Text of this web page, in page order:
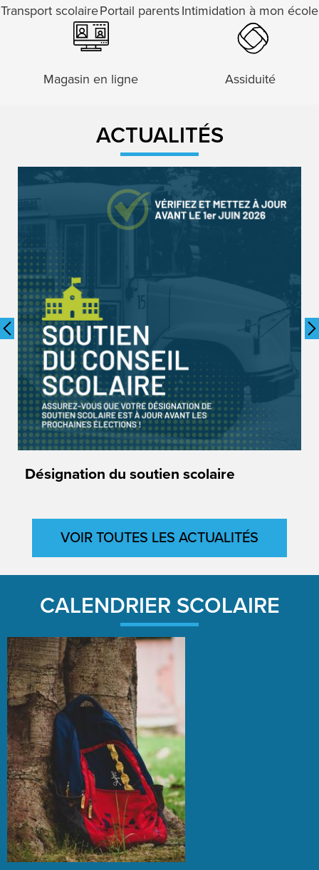
Transport scolairePortail parentsIntimidation à mon école
Magasin en ligne Assiduité
ACTUALITÉS
Previous
Désignation du soutien scolaire
VOIR TOUTES LES ACTUALITÉS
CALENDRIER SCOLAIRE
Home
Page
Main
Image
Shuffle